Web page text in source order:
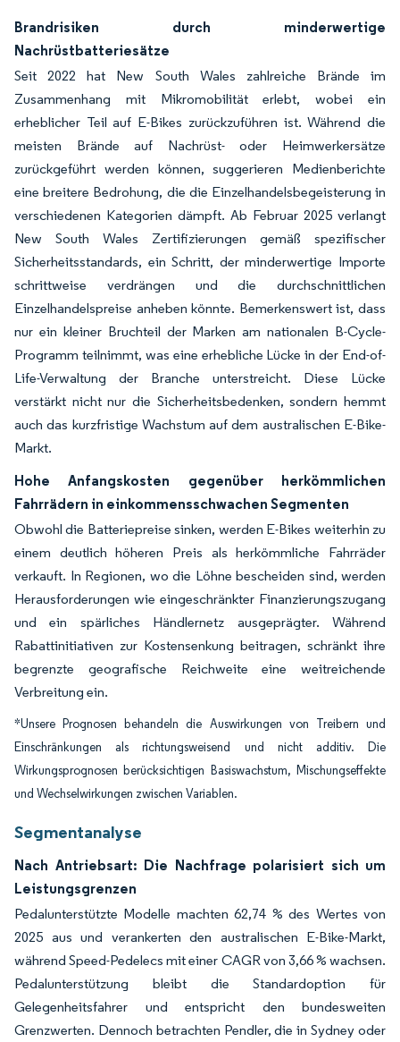
Brandrisiken durch minderwertige
Nachrüstbatteriesätze
Seit 2022 hat New South Wales zahlreiche Brände im
Zusammenhang mit Mikromobilität erlebt, wobei ein
erheblicher Teil auf E-Bikes zurückzuführen ist. Während die
meisten Brände auf Nachrüst- oder Heimwerkersätze
zurückgeführt werden können, suggerieren Medienberichte
eine breitere Bedrohung, die die Einzelhandelsbegeisterung in
verschiedenen Kategorien dämpft. Ab Februar 2025 verlangt
New South Wales Zertifizierungen gemäß spezifischer
Sicherheitsstandards, ein Schritt, der minderwertige Importe
schrittweise verdrängen und die durchschnittlichen
Einzelhandelspreise anheben könnte. Bemerkenswert ist, dass
nur ein kleiner Bruchteil der Marken am nationalen B-Cycle-
Programm teilnimmt, was eine erhebliche Lücke in der End-of-
Life-Verwaltung der Branche unterstreicht. Diese Lücke
verstärkt nicht nur die Sicherheitsbedenken, sondern hemmt
auch das kurzfristige Wachstum auf dem australischen E-Bike-
Markt.
Hohe Anfangskosten gegenüber herkömmlichen
Fahrrädern in einkommensschwachen Segmenten
Obwohl die Batteriepreise sinken, werden E-Bikes weiterhin zu
einem deutlich höheren Preis als herkömmliche Fahrräder
verkauft. In Regionen, wo die Löhne bescheiden sind, werden
Herausforderungen wie eingeschränkter Finanzierungszugang
und ein spärliches Händlernetz ausgeprägter. Während
Rabattinitiativen zur Kostensenkung beitragen, schränkt ihre
begrenzte geografische Reichweite eine weitreichende
Verbreitung ein.
*Unsere Prognosen behandeln die Auswirkungen von Treibern und
Einschränkungen als richtungsweisend und nicht additiv. Die
Wirkungsprognosen berücksichtigen Basiswachstum, Mischungseffekte
und Wechselwirkungen zwischen Variablen.
Segmentanalyse
Nach Antriebsart: Die Nachfrage polarisiert sich um
Leistungsgrenzen
Pedalunterstützte Modelle machten 62,74 % des Wertes von
2025 aus und verankerten den australischen E-Bike-Markt,
während Speed-Pedelecs mit einer CAGR von 3,66 % wachsen.
Pedalunterstützung bleibt die Standardoption für
Gelegenheitsfahrer und entspricht den bundesweiten
Grenzwerten. Dennoch betrachten Pendler, die in Sydney oder